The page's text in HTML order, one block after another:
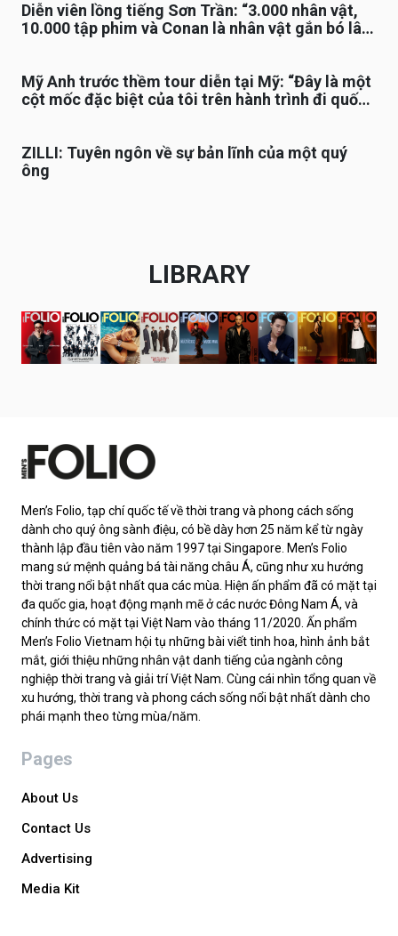
Diễn viên lồng tiếng Sơn Trần: “3.000 nhân vật,
10.000 tập phim và Conan là nhân vật gắn bó lâu
Mỹ Anh trước thềm tour diễn tại Mỹ: “Đây là một
cột mốc đặc biệt của tôi trên hành trình đi quốc
ZILLI: Tuyên ngôn về sự bản lĩnh của một quý
ông
LIBRARY
Men’s Folio, tạp chí quốc tế về thời trang và phong cách sống
dành cho quý ông sành điệu, có bề dày hơn 25 năm kể từ ngày
thành lập đầu tiên vào năm 1997 tại Singapore. Men’s Folio
mang sứ mệnh quảng bá tài năng châu Á, cũng như xu hướng
thời trang nổi bật nhất qua các mùa. Hiện ấn phẩm đã có mặt tại
đa quốc gia, hoạt động mạnh mẽ ở các nước Đông Nam Á, và
chính thức có mặt tại Việt Nam vào tháng 11/2020. Ấn phẩm
Men’s Folio Vietnam hội tụ những bài viết tinh hoa, hình ảnh bắt
mắt, giới thiệu những nhân vật danh tiếng của ngành công
nghiệp thời trang và giải trí Việt Nam. Cùng cái nhìn tổng quan về
xu hướng, thời trang và phong cách sống nổi bật nhất dành cho
phái mạnh theo từng mùa/năm.
Pages
About Us
Contact Us
Advertising
Media Kit